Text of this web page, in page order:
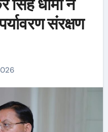
सिंह धामी ने
संरक्षण